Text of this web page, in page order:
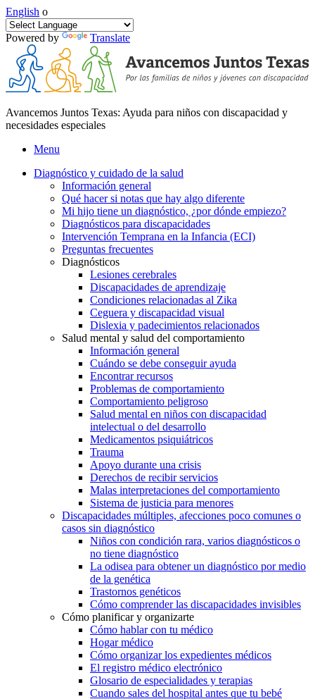
English o
Powered by Translate
Avancemos Juntos Texas: Ayuda para niños con discapacidad y
necesidades especiales
Menu
Diagnóstico y cuidado de la salud
Información general
Qué hacer si notas que hay algo diferente
Mi hijo tiene un diagnóstico, ¿por dónde empiezo?
Diagnósticos para discapacidades
Intervención Temprana en la Infancia (ECI)
Preguntas frecuentes
Diagnósticos
Lesiones cerebrales
Discapacidades de aprendizaje
Condiciones relacionadas al Zika
Ceguera y discapacidad visual
Dislexia y padecimientos relacionados
Salud mental y salud del comportamiento
Información general
Cuándo se debe conseguir ayuda
Encontrar recursos
Problemas de comportamiento
Comportamiento peligroso
Salud mental en niños con discapacidad
intelectual o del desarrollo
Medicamentos psiquiátricos
Trauma
Apoyo durante una crisis
Derechos de recibir servicios
Malas interpretaciones del comportamiento
Sistema de justicia para menores
Discapacidades múltiples, afecciones poco comunes o
casos sin diagnóstico
Niños con condición rara, varios diagnósticos o
no tiene diagnóstico
La odisea para obtener un diagnóstico por medio
de la genética
Trastornos genéticos
Cómo comprender las discapacidades invisibles
Cómo planificar y organizarte
Cómo hablar con tu médico
Hogar médico
Cómo organizar los expedientes médicos
El registro médico electrónico
Glosario de especialidades y terapias
Cuando sales del hospital antes que tu bebé